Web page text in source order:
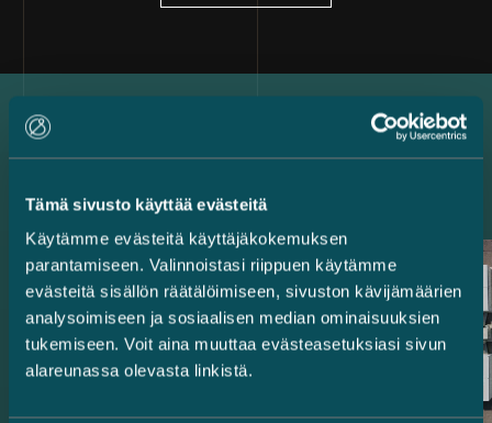
Tämä sivusto käyttää evästeitä
Käytämme evästeitä käyttäjäkokemuksen
parantamiseen. Valinnoistasi riippuen käytämme
evästeitä sisällön räätälöimiseen, sivuston kävijämäärien
analysoimiseen ja sosiaalisen median ominaisuuksien
tukemiseen. Voit aina muuttaa evästeasetuksiasi sivun
alareunassa olevasta linkistä.
Uusimmat referenssit